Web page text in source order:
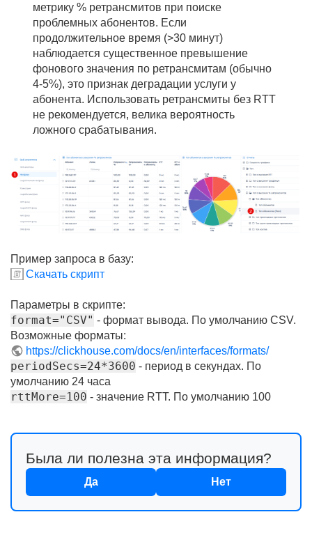
метрику % ретрансмитов при поиске
проблемных абонентов. Если
продолжительное время (>30 минут)
наблюдается существенное превышение
фонового значения по ретрансмитам (обычно
4-5%), это признак деградации услуги у
абонента. Использовать ретрансмиты без RTT
не рекомендуется, велика вероятность
ложного срабатывания.
Пример запроса в базу:
Скачать скрипт
Параметры в скрипте:
format="CSV" - формат вывода. По умолчанию CSV.
Возможные форматы:
https://clickhouse.com/docs/en/interfaces/formats/
periodSecs=24*3600 - период в секундах. По
умолчанию 24 часа
rttMore=100 - значение RTT. По умолчанию 100
Была ли полезна эта информация?
Да Нет